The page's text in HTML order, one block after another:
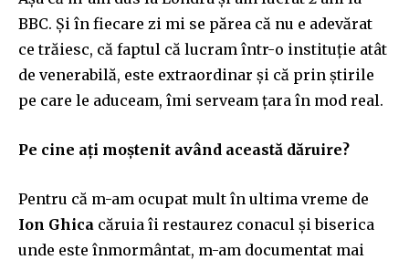
BBC. Și în fiecare zi mi se părea că nu e adevărat
ce trăiesc, că faptul că lucram într-o instituție atât
de venerabilă, este extraordinar și că prin știrile
pe care le aduceam, îmi serveam țara în mod real.
Pe cine ați moștenit având această dăruire?
Pentru că m-am ocupat mult în ultima vreme de
Ion Ghica căruia îi restaurez conacul și biserica
unde este înmormântat, m-am documentat mai